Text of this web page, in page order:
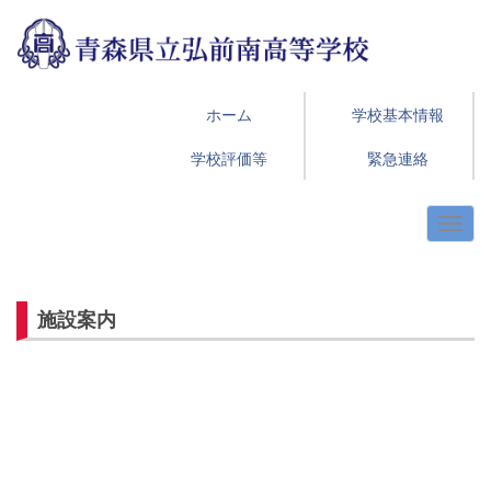
ホーム
学校基本情報
学校評価等
緊急連絡
施設案内